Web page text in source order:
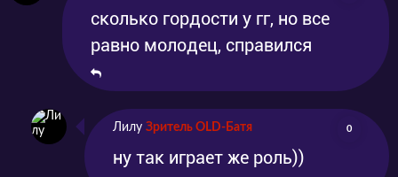
сколько гордости у гг, но все
равно молодец, справился
Лилу Зритель OLD-Батя 0
ну так играет же роль))